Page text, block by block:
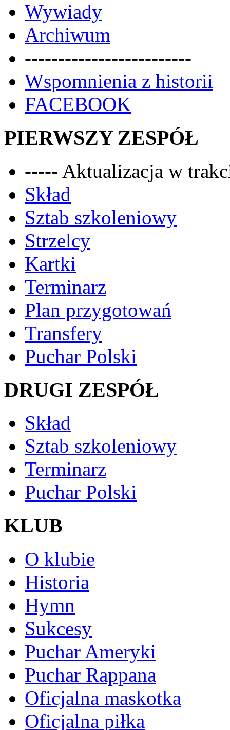
Wywiady
Archiwum
-------------------------
Wspomnienia z historii
FACEBOOK
PIERWSZY ZESPÓŁ
----- Aktualizacja w
Skład
Sztab szkoleniowy
Strzelcy
Kartki
Terminarz
Plan przygotowań
Transfery
Puchar Polski
DRUGI ZESPÓŁ
Skład
Sztab szkoleniowy
Terminarz
Puchar Polski
KLUB
O klubie
Historia
Hymn
Sukcesy
Puchar Ameryki
Puchar Rappana
Oficjalna maskotka
Oficjalna piłka